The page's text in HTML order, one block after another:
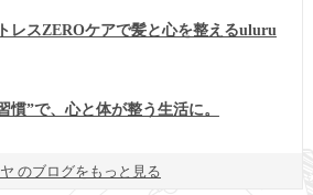
レスZEROケアで髪と心を整えるuluru
慣”で、心と体が整う生活に。
のブログをもっと見る